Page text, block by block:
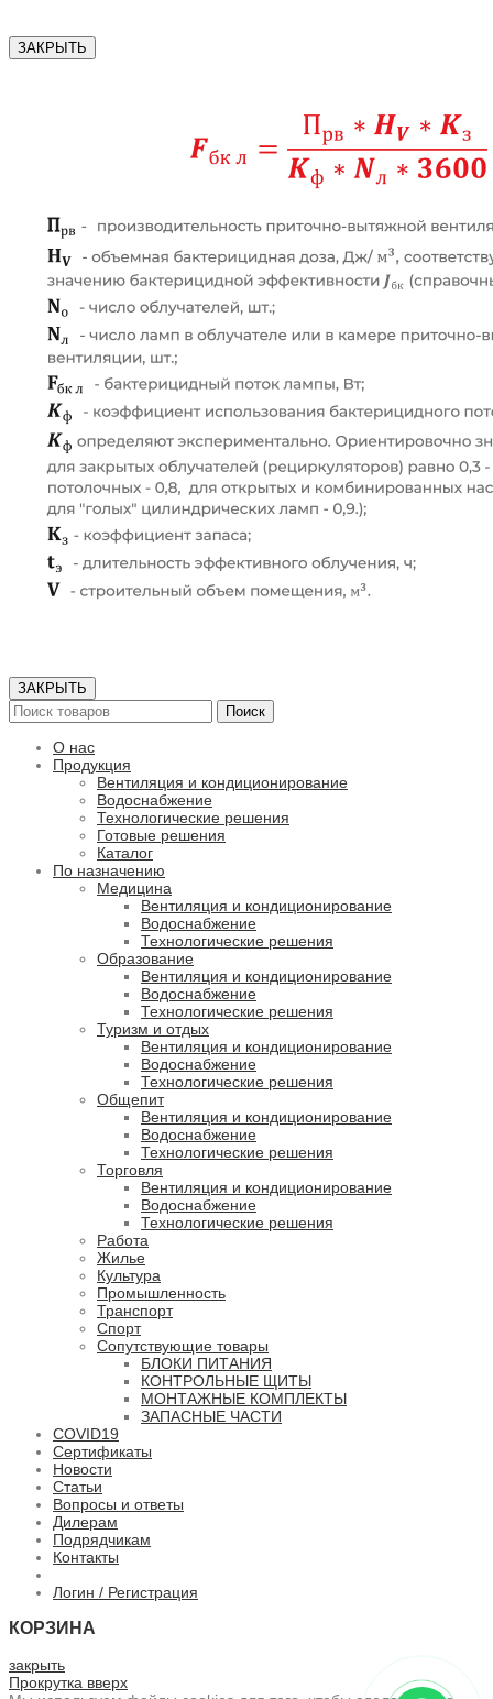
ЗАКРЫТЬ
ЗАКРЫТЬ
Поиск
О нас
Продукция
Вентиляция и кондиционирование
Водоснабжение
Технологические решения
Готовые решения
Каталог
По назначению
Медицина
Вентиляция и кондиционирование
Водоснабжение
Технологические решения
Образование
Вентиляция и кондиционирование
Водоснабжение
Технологические решения
Туризм и отдых
Вентиляция и кондиционирование
Водоснабжение
Технологические решения
Общепит
Вентиляция и кондиционирование
Водоснабжение
Технологические решения
Торговля
Вентиляция и кондиционирование
Водоснабжение
Технологические решения
Работа
Жилье
Культура
Промышленность
Транспорт
Спорт
Сопутствующие товары
БЛОКИ ПИТАНИЯ
КОНТРОЛЬНЫЕ ЩИТЫ
МОНТАЖНЫЕ КОМПЛЕКТЫ
ЗАПАСНЫЕ ЧАСТИ
COVID19
Сертификаты
Новости
Статьи
Вопросы и ответы
Дилерам
Подрядчикам
Контакты
Логин / Регистрация
КОРЗИНА
закрыть
Прокрутка вверх